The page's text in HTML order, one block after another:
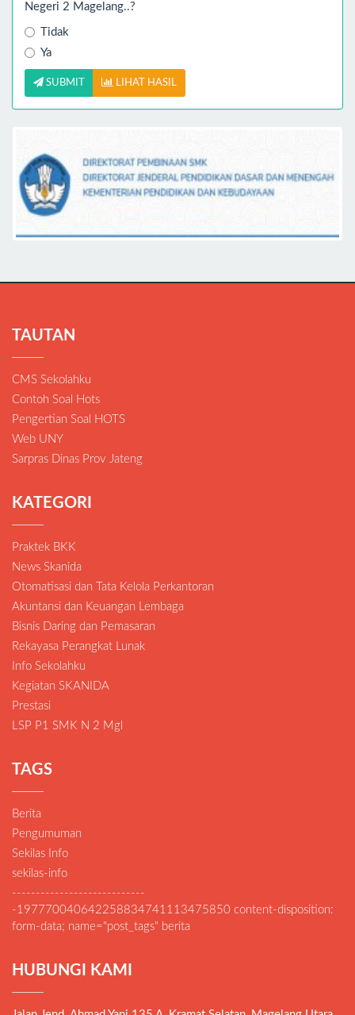
Negeri 2 Magelang..?
Tidak
Ya
SUBMIT LIHAT HASIL
TAUTAN
CMS Sekolahku
Contoh Soal Hots
Pengertian Soal HOTS
Web UNY
Sarpras Dinas Prov Jateng
KATEGORI
Praktek BKK
News Skanida
Otomatisasi dan Tata Kelola Perkantoran
Akuntansi dan Keuangan Lembaga
Bisnis Daring dan Pemasaran
Rekayasa Perangkat Lunak
Info Sekolahku
Kegiatan SKANIDA
Prestasi
LSP P1 SMK N 2 Mgl
TAGS
Berita
Pengumuman
Sekilas Info
sekilas-info
----------------------------
-197770040642258834741113475850 content-disposition:
form-data; name="post_tags" berita
HUBUNGI KAMI